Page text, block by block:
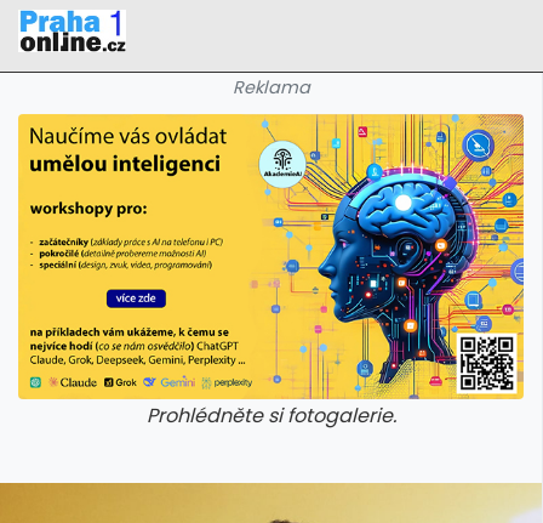
Reklama
Prohlédněte si fotogalerie.